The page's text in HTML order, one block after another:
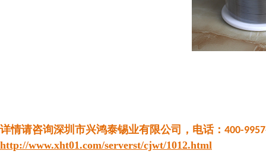
详情请咨询深圳市兴鸿泰锡业有限公司，电话： 400-
http://www.xht01.com/serverst/cjwt/1012.html